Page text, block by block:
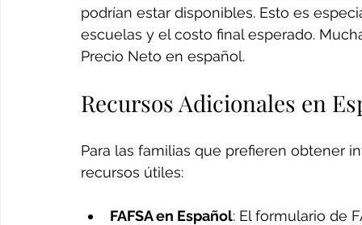
podrían estar disponibles. Esto es
escuelas y el costo final esperado.
Precio Neto en español.
Recursos Adicionales en
Para las familias que prefieren obtener
recursos útiles:
FAFSA en Español: El formulario de